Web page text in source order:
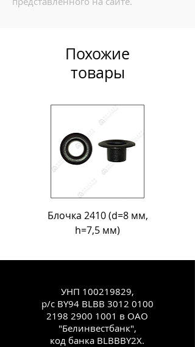
Похожие
товары
Блочка 2410 (d=8 мм,
h=7,5 мм)
УНП 100219829,
р/с BY94 BLBB 3012 0100
2198 2900 1001 в ОАО
"Белинвестбанк",
код банка BLBBBY2X.